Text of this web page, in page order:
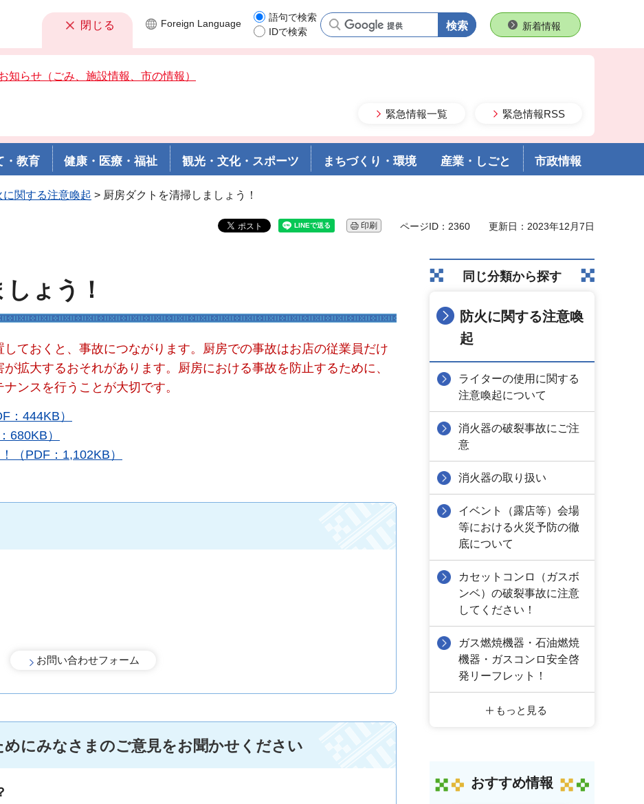
閉じる
知らせ（ごみ、施設情報、市の情報）
緊急情報一覧 緊急情報RSS
Foreign Language
語句で検索
IDで検索
語句で検索新着情報
・教育 健康・医療・福祉 観光・文化・スポーツ まちづくり・環境 産業・しごと 市政情報
に関する注意喚起 > 厨房ダクトを清掃しましょう！
印刷 ページID：2360 更新日：2023年12月7日
ょう！
ておくと、事故につながります。厨房での事故はお店の従業員だけ
拡大するおそれがあります。厨房における事故を防止するために、
ンスを行うことが大切です。
：444KB）
680KB）
（PDF：1,102KB）
にみなさまのご意見をお聞かせください
同じ分類から探す
防火に関する注意喚
起
ライターの使用に関する
注意喚起について
消火器の破裂事故にご注
意
消火器の取り扱い
イベント（露店等）会場
等における火災予防の徹
底について
カセットコンロ（ガスボ
ンベ）の破裂事故に注意
してください！
ガス燃焼機器・石油燃焼
機器・ガスコンロ安全啓
発リーフレット！
もっと見る
おすすめ情報